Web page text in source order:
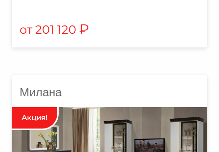
201 120 ₽
Милана